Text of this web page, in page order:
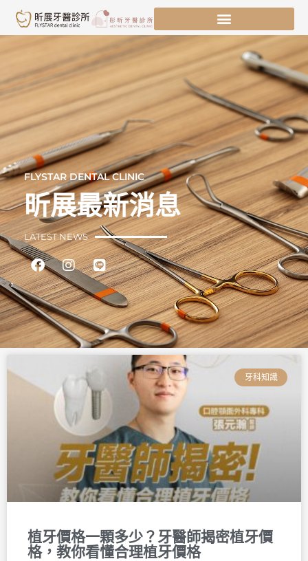
主
容
FLYSTAR DENTAL CLINIC
昕展最新消息
LATEST NEWS
FacebookInstagram
Line
牙科知識
植牙價格一顆多少？牙醫師揭密植牙價
格，教你看懂合理植牙價格
頁
面
頁
面
頁
面
頁
面
頁
面